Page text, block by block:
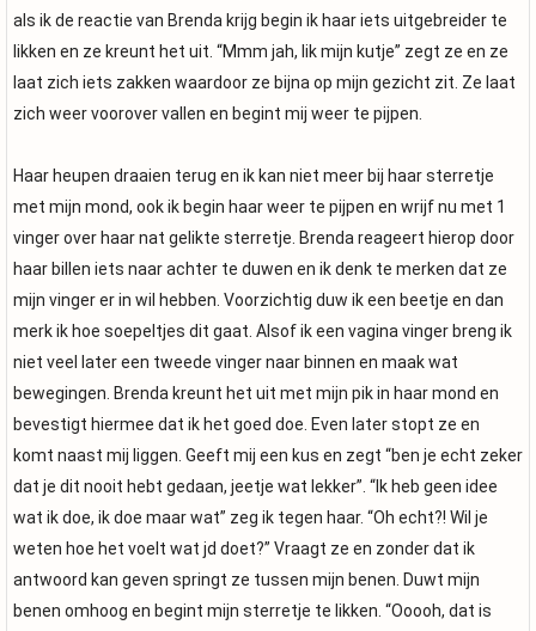
als ik de reactie van Brenda krijg begin ik haar iets uitgebreider te
likken en ze kreunt het uit. “Mmm jah, lik mijn kutje” zegt ze en ze
laat zich iets zakken waardoor ze bijna op mijn gezicht zit. Ze laat
zich weer voorover vallen en begint mij weer te pijpen.
Haar heupen draaien terug en ik kan niet meer bij haar sterretje
met mijn mond, ook ik begin haar weer te pijpen en wrijf nu met 1
vinger over haar nat gelikte sterretje. Brenda reageert hierop door
haar billen iets naar achter te duwen en ik denk te merken dat ze
mijn vinger er in wil hebben. Voorzichtig duw ik een beetje en dan
merk ik hoe soepeltjes dit gaat. Alsof ik een vagina vinger breng ik
niet veel later een tweede vinger naar binnen en maak wat
bewegingen. Brenda kreunt het uit met mijn pik in haar mond en
bevestigt hiermee dat ik het goed doe. Even later stopt ze en
komt naast mij liggen. Geeft mij een kus en zegt “ben je echt zeker
dat je dit nooit hebt gedaan, jeetje wat lekker”. “Ik heb geen idee
wat ik doe, ik doe maar wat” zeg ik tegen haar. “Oh echt?! Wil je
weten hoe het voelt wat jd doet?” Vraagt ze en zonder dat ik
antwoord kan geven springt ze tussen mijn benen. Duwt mijn
benen omhoog en begint mijn sterretje te likken. “Ooooh, dat is